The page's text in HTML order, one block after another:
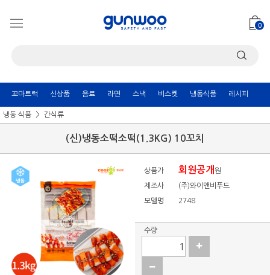
0
꼬마트럭 신상품 음료 라면 스낵 비스켓 냉동식품 레시피
냉동 식품 간식류
(신)냉동소떡소떡(1.3KG) 10꼬치
상품가 회원공개 원
제조사 (주)와이앤비푸드
모델명 2748
수량